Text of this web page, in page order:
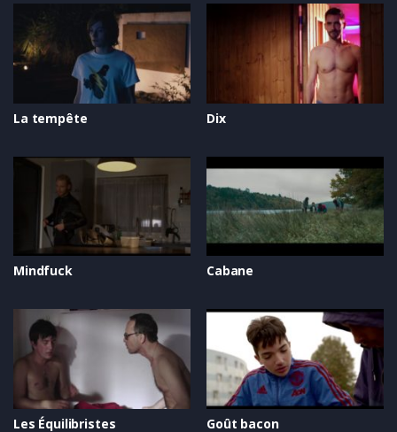
La tempête Dix
Mindfuck Cabane
Les Équilibristes Goût bacon